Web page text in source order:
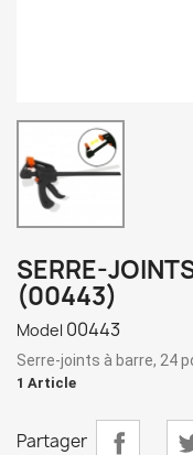
SERRE-
(00443)
Model 00443
Serre-joints à barre, 24
1 Article
Partager